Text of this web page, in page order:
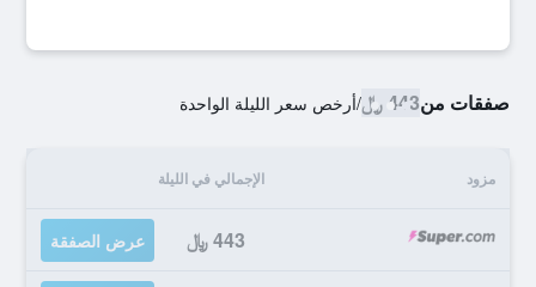
صفقات من443 ﷼ /أرخص سعر الليلة الواحدة
مزود الإجمالي في الليلة
443 ﷼ عرض الصفقة